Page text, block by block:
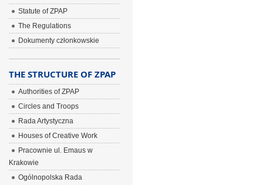
Statute of ZPAP
The Regulations
Dokumenty członkowskie
THE STRUCTURE OF ZPAP
Authorities of ZPAP
Circles and Troops
Rada Artystyczna
Houses of Creative Work
Pracownie ul. Emaus w
Krakowie
Ogólnopolska Rada